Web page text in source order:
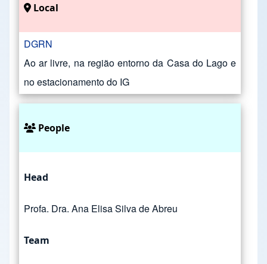
Local
DGRN
Ao ar livre, na região entorno da Casa do Lago e
no estacionamento do IG
People
Head
Profa. Dra. Ana Elisa Silva de Abreu
Team